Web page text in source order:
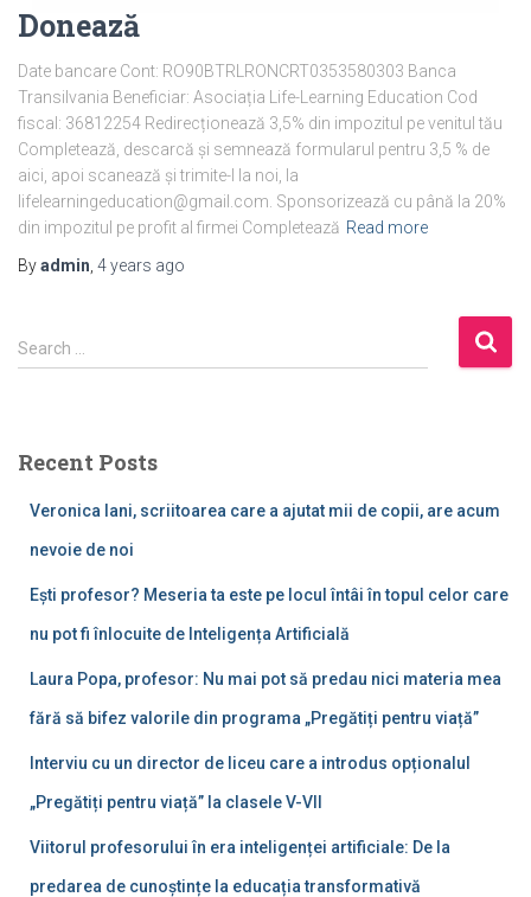
Donează
Date bancare Cont: RO90BTRLRONCRT0353580303 Banca
Transilvania Beneficiar: Asociația Life-Learning Education Cod
fiscal: 36812254 Redirecționează 3,5% din impozitul pe venitul tău
Completează, descarcă și semnează formularul pentru 3,5 % de
aici, apoi scanează și trimite-l la noi, la
lifelearningeducation@gmail.com. Sponsorizează cu până la 20%
din impozitul pe profit al firmei Completează Read more
Byadmin 4 years ago
S
e
h
Search …
Recent Posts
Veronica Iani, scriitoarea care a ajutat mii de copii, are acum
nevoie de noi
Ești profesor? Meseria ta este pe locul întâi în topul celor care
nu pot fi înlocuite de Inteligența Artificială
Laura Popa, profesor: Nu mai pot să predau nici materia mea
fără să bifez valorile din programa „Pregătiți pentru viață”
Interviu cu un director de liceu care a introdus opționalul
„Pregătiți pentru viață” la clasele V-VII
Viitorul profesorului în era inteligenței artificiale: De la
predarea de cunoștințe la educația transformativă